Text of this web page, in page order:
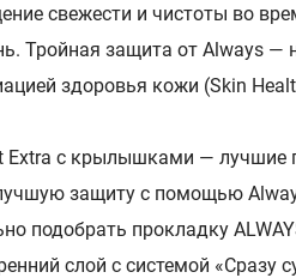
свежести и чистоты во
Тройная защита от Always
здоровья кожи (Skin
Extra с крылышками — лучшие
защиту с помощью
подобрать прокладку
слой с системой «Сразу